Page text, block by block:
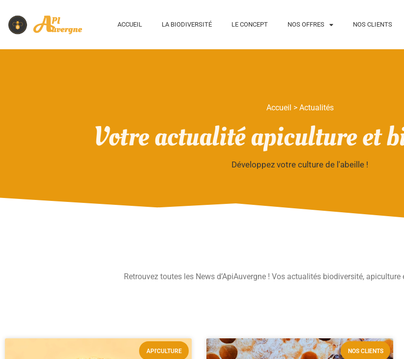
ACCUEIL LA BIODIVERSITÉ LE CONCEPT NOS OFFRES NOS CLIENTS
Accueil > Actualités
Votre actualité apiculture et
Développez votre culture de l'abeille !
Retrouvez toutes les News d’ApiAuvergne ! Vos actualités biodiversité, apiculture
API'CULTURE NOS CLIENTS